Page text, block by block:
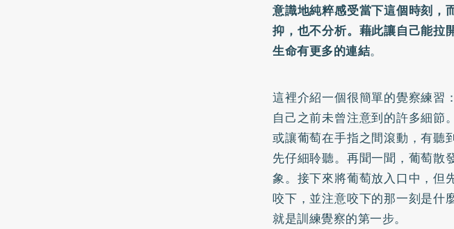
意識地純粹感受當下這個時刻，
抑，也不分析。藉此讓自己能拉
生命有更多的連結。
這裡介紹一個很簡單的覺察練習
自己之前未曾注意到的許多細節
或讓葡萄在手指之間滾動，有聽
先仔細聆聽。再聞一聞，葡萄散
象。接下來將葡萄放入口中，但
咬下，並注意咬下的那一刻是什
就是訓練覺察的第一步。